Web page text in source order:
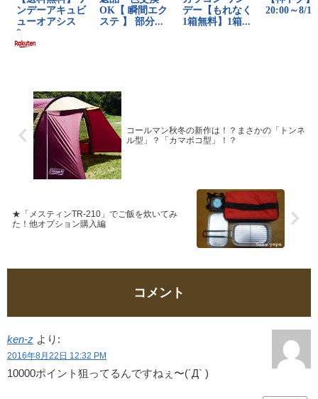
コールマン秋冬の新作は！？まさかの「トンネ
ル型」？「カマボコ型」！？
★「メスティンTR-210」でご飯を炊いてみ
た！他オプション購入編
コメント
ken-z より:
2016年8月22日 12:32 PM
10000ポイント狙ってるんですねぇ〜(´Д` )